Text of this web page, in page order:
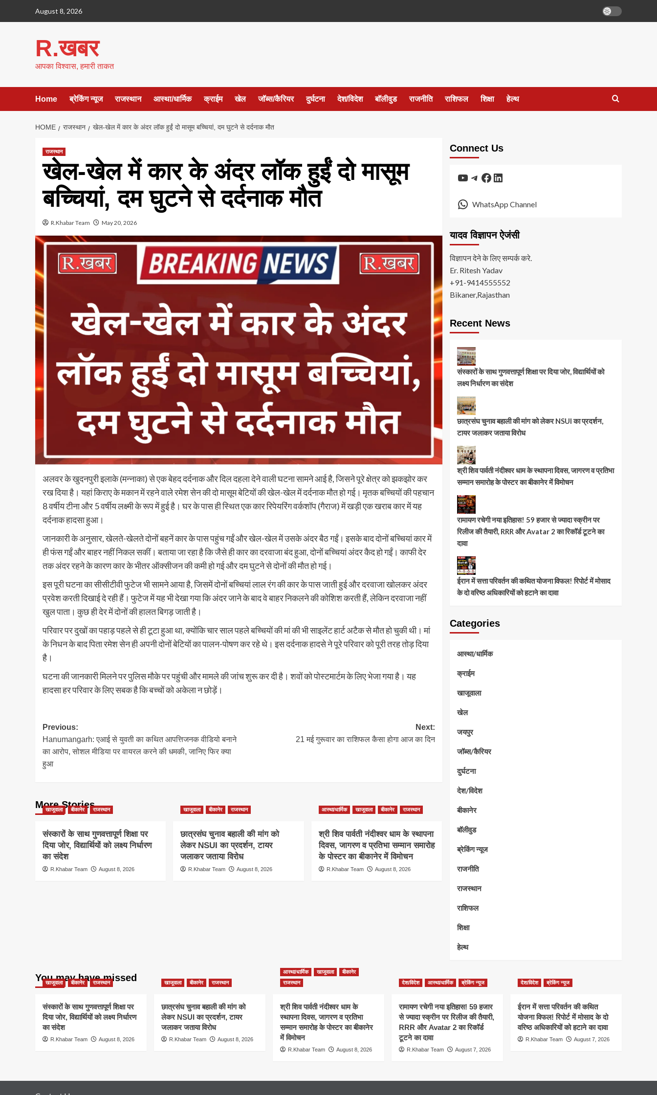
August 8, 2026
R.खबर
आपका विश्वास, हमारी ताकत
Home ब्रेकिंग न्यूज राजस्थान आस्था/धार्मिक क्राईम खेल जॉब्स/कैरियर दुर्घटना देश/विदेश बॉलीवुड राजनीति राशिफल शिक्षा हेल्थ
HOME राजस्थान खेल-खेल में कार के अंदर लॉक हुईं दो मासूम बच्चियां, दम घुटने से दर्दनाक मौत
राजस्थान
खेल-खेल में कार के अंदर लॉक हुईं दो मासूम
बच्चियां, दम घुटने से दर्दनाक मौत
R.Khabar Team May 20, 2026
अलवर के खुदनपुरी इलाके (मन्नाका) से एक बेहद दर्दनाक और दिल दहला देने वाली घटना सामने आई है, जिसने पूरे क्षेत्र को झकझोर कर
रख दिया है। यहां किराए के मकान में रहने वाले रमेश सेन की दो मासूम बेटियों की खेल-खेल में दर्दनाक मौत हो गई। मृतक बच्चियों की पहचान
8 वर्षीय टीना और 5 वर्षीय लक्ष्मी के रूप में हुई है। घर के पास ही स्थित एक कार रिपेयरिंग वर्कशॉप (गैराज) में खड़ी एक खराब कार में यह
दर्दनाक हादसा हुआ।
जानकारी के अनुसार, खेलते-खेलते दोनों बहनें कार के पास पहुंच गईं और खेल-खेल में उसके अंदर बैठ गईं। इसके बाद दोनों बच्चियां कार में
ही फंस गईं और बाहर नहीं निकल सकीं। बताया जा रहा है कि जैसे ही कार का दरवाजा बंद हुआ, दोनों बच्चियां अंदर कैद हो गईं। काफी देर
तक अंदर रहने के कारण कार के भीतर ऑक्सीजन की कमी हो गई और दम घुटने से दोनों की मौत हो गई।
इस पूरी घटना का सीसीटीवी फुटेज भी सामने आया है, जिसमें दोनों बच्चियां लाल रंग की कार के पास जाती हुई और दरवाजा खोलकर अंदर
प्रवेश करती दिखाई दे रही हैं। फुटेज में यह भी देखा गया कि अंदर जाने के बाद वे बाहर निकलने की कोशिश करती हैं, लेकिन दरवाजा नहीं
खुल पाता। कुछ ही देर में दोनों की हालत बिगड़ जाती है।
परिवार पर दुखों का पहाड़ पहले से ही टूटा हुआ था, क्योंकि चार साल पहले बच्चियों की मां की भी साइलेंट हार्ट अटैक से मौत हो चुकी थी। मां
के निधन के बाद पिता रमेश सेन ही अपनी दोनों बेटियों का पालन-पोषण कर रहे थे। इस दर्दनाक हादसे ने पूरे परिवार को पूरी तरह तोड़ दिया
है।
घटना की जानकारी मिलने पर पुलिस मौके पर पहुंची और मामले की जांच शुरू कर दी है। शवों को पोस्टमार्टम के लिए भेजा गया है। यह
हादसा हर परिवार के लिए सबक है कि बच्चों को अकेला न छोड़ें।
Post
navigation
Previous:
Hanumangarh: एआई से युवती का कथित आपत्तिजनक वीडियो बनाने
का आरोप, सोशल मीडिया पर वायरल करने की धमकी, जानिए फिर क्या
हुआ
Next:
21 मई गुरूवार का राशिफल कैसा होगा आज का दिन
More Stories
खाजूवाला बीकानेर राजस्थान
संस्कारों के साथ गुणवत्तापूर्ण शिक्षा पर
दिया जोर, विद्यार्थियों को लक्ष्य निर्धारण
का संदेश
R.Khabar Team August 8, 2026
खाजूवाला बीकानेर राजस्थान
छात्रसंघ चुनाव बहाली की मांग को
लेकर NSUI का प्रदर्शन, टायर
जलाकर जताया विरोध
R.Khabar Team August 8, 2026
आस्था/धार्मिक खाजूवाला बीकानेर राजस्थान
श्री शिव पार्वती नंदीश्वर धाम के स्थापना
दिवस, जागरण व प्रतिभा सम्मान समारोह
के पोस्टर का बीकानेर में विमोचन
R.Khabar Team August 8, 2026
Connect Us
YouTube
Telegram
Facebook
LinkedIn
WhatsApp Channel
यादव विज्ञापन ऐजंसी
विज्ञापन देने के लिए सम्पर्क करे.
Er. Ritesh Yadav
+91-9414555552
Bikaner,Rajasthan
Recent News
संस्कारों के साथ गुणवत्तापूर्ण शिक्षा पर दिया जोर, विद्यार्थियों को
लक्ष्य निर्धारण का संदेश
छात्रसंघ चुनाव बहाली की मांग को लेकर NSUI का प्रदर्शन,
टायर जलाकर जताया विरोध
श्री शिव पार्वती नंदीश्वर धाम के स्थापना दिवस, जागरण व प्रतिभा
सम्मान समारोह के पोस्टर का बीकानेर में विमोचन
रामायण रचेगी नया इतिहास! 59 हजार से ज्यादा स्क्रीन पर
रिलीज की तैयारी, RRR और Avatar 2 का रिकॉर्ड टूटने का
दावा
ईरान में सत्ता परिवर्तन की कथित योजना विफल! रिपोर्ट में मोसाद
के दो वरिष्ठ अधिकारियों को हटाने का दावा
Categories
आस्था/धार्मिक
क्राईम
खाजूवाला
खेल
जयपुर
जॉब्स/कैरियर
दुर्घटना
देश/विदेश
बीकानेर
बॉलीवुड
ब्रेकिंग न्यूज
राजनीति
राजस्थान
राशिफल
शिक्षा
हेल्थ
You may have missed
खाजूवाला बीकानेर राजस्थान
संस्कारों के साथ गुणवत्तापूर्ण शिक्षा पर
दिया जोर, विद्यार्थियों को लक्ष्य निर्धारण
का संदेश
R.Khabar Team August 8, 2026
खाजूवाला बीकानेर राजस्थान
छात्रसंघ चुनाव बहाली की मांग को
लेकर NSUI का प्रदर्शन, टायर
जलाकर जताया विरोध
R.Khabar Team August 8, 2026
आस्था/धार्मिक खाजूवाला
बीकानेर
राजस्थान
श्री शिव पार्वती नंदीश्वर धाम के
स्थापना दिवस, जागरण व प्रतिभा
सम्मान समारोह के पोस्टर का बीकानेर
में विमोचन
R.Khabar Team August 8, 2026
देश/विदेश आस्था/धार्मिक ब्रेकिंग न्यूज
रामायण रचेगी नया इतिहास! 59 हजार
से ज्यादा स्क्रीन पर रिलीज की तैयारी,
RRR और Avatar 2 का रिकॉर्ड
टूटने का दावा
R.Khabar Team August 7, 2026
देश/विदेश ब्रेकिंग न्यूज
ईरान में सत्ता परिवर्तन की कथित
योजना विफल! रिपोर्ट में मोसाद के दो
वरिष्ठ अधिकारियों को हटाने का दावा
R.Khabar Team August 7, 2026